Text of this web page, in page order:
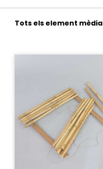
Tots els element mèdia